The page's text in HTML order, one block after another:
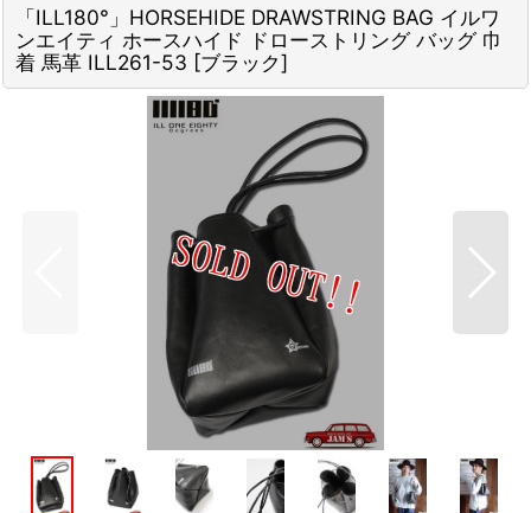
「ILL180°」HORSEHIDE DRAWSTRING BAG イルワ
ンエイティ ホースハイド ドローストリング バッグ 巾
着 馬革 ILL261-53 [ブラック]